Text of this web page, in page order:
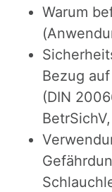
​Warum
Bezug
(DIN